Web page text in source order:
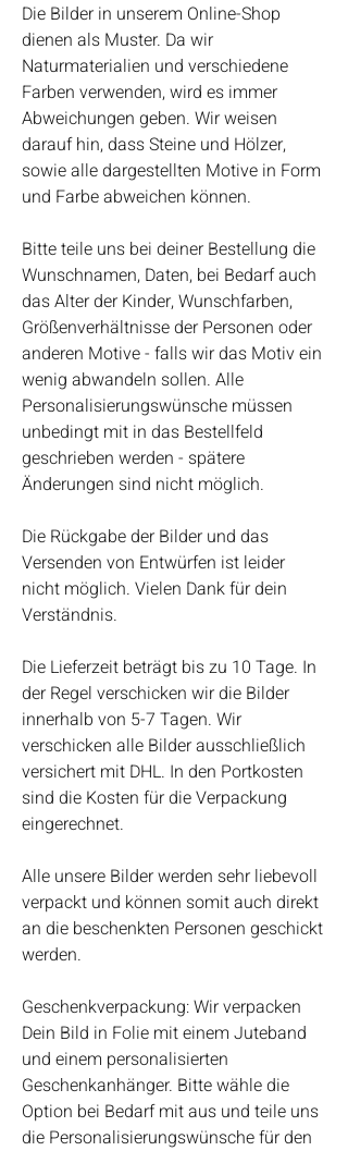
Die Bilder in unserem Online-Shop
dienen als Muster. Da wir
Naturmaterialien und verschiedene
Farben verwenden, wird es immer
Abweichungen geben. Wir weisen
darauf hin, dass Steine und Hölzer,
sowie alle dargestellten Motive in Form
und Farbe abweichen können.
Bitte teile uns bei deiner Bestellung die
Wunschnamen, Daten, bei Bedarf auch
das Alter der Kinder, Wunschfarben,
Größenverhältnisse der Personen oder
anderen Motive - falls wir das Motiv ein
wenig abwandeln sollen. Alle
Personalisierungswünsche müssen
unbedingt mit in das Bestellfeld
geschrieben werden - spätere
Änderungen sind nicht möglich.
Die Rückgabe der Bilder und das
Versenden von Entwürfen ist leider
nicht möglich. Vielen Dank für dein
Verständnis.
Die Lieferzeit beträgt bis zu 10 Tage. In
der Regel verschicken wir die Bilder
innerhalb von 5-7 Tagen. Wir
verschicken alle Bilder ausschließlich
versichert mit DHL. In den Portkosten
sind die Kosten für die Verpackung
eingerechnet.
Alle unsere Bilder werden sehr liebevoll
verpackt und können somit auch direkt
an die beschenkten Personen geschickt
werden.
Geschenkverpackung: Wir verpacken
Dein Bild in Folie mit einem Juteband
und einem personalisierten
Geschenkanhänger. Bitte wähle die
Option bei Bedarf mit aus und teile uns
die Personalisierungswünsche für den